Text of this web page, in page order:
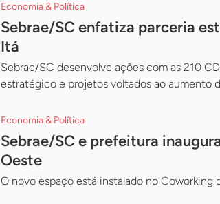
Economia & Política
Sebrae/SC enfatiza parceria
Itá
Sebrae/SC desenvolve ações com as 210
estratégico e projetos voltados ao aumento
Economia & Política
Sebrae/SC e prefeitura
Oeste
O novo espaço está instalado no Coworking